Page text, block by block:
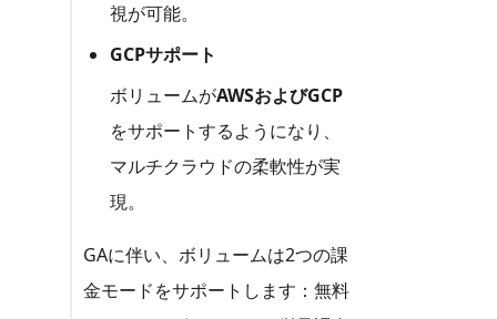
視が可能。
GCPサポート
ボリュームがAWSおよびGCP
をサポートするようになり、
マルチクラウドの柔軟性が実
現。
GAに伴い、ボリュームは2つの課
金モードをサポートします：無料